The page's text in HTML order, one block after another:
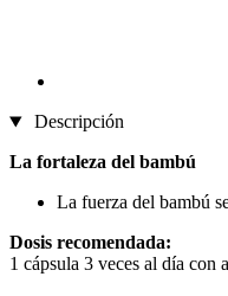
Descripción
La fortaleza del bambú
La fuerza del bambú
Dosis recomendada:
1 cápsula 3 veces al día con